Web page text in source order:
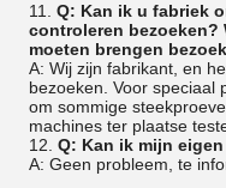
11. Q: Kan ik u fabriek
controleren bezoeken?
moeten brengen
A: Wij zijn fabrikant, en
bezoeken. Voor speciaal
om sommige
machines ter plaatse
12. Q: Kan ik mijn
A: Geen probleem, te